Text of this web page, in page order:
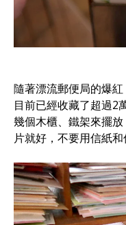
隨著漂流郵便局的爆
目前已經收藏了超過2
幾個木櫃、鐵架來擺
片就好，不要用信紙和